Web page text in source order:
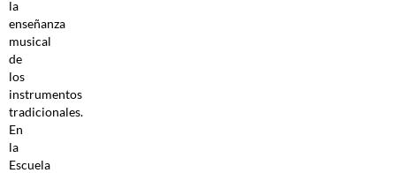
la
enseñanza
musical
de
los
instrumentos
tradicionales.
En
la
Escuela